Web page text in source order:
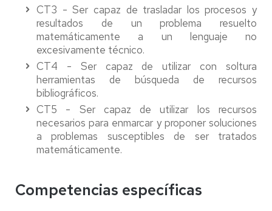
CT3 - Ser capaz de trasladar los procesos y
resultados de un problema resuelto
matemáticamente a un lenguaje no
excesivamente técnico.
CT4 - Ser capaz de utilizar con soltura
herramientas de búsqueda de recursos
bibliográficos.
CT5 - Ser capaz de utilizar los recursos
necesarios para enmarcar y proponer soluciones
a problemas susceptibles de ser tratados
matemáticamente.
Competencias específicas